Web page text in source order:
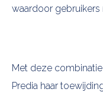
waardoor
Met deze
Predia haar